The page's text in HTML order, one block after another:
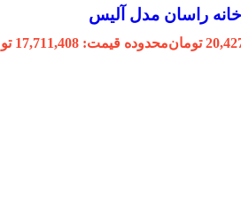
راسان مدل آلیس
تومانمحدوده قیمت: 17,711,408 تومان تا 20,427,264 تومان